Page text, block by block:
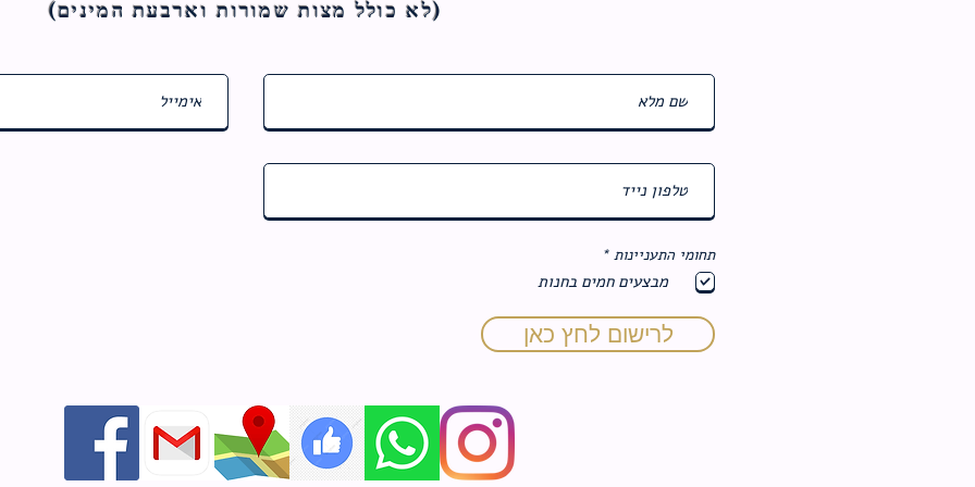
(לא כולל מצות שמורות וארבעת המינים)
תחומי התעניינות *
ב
מבצעים חמים בחנות
לרישום לחץ כאן